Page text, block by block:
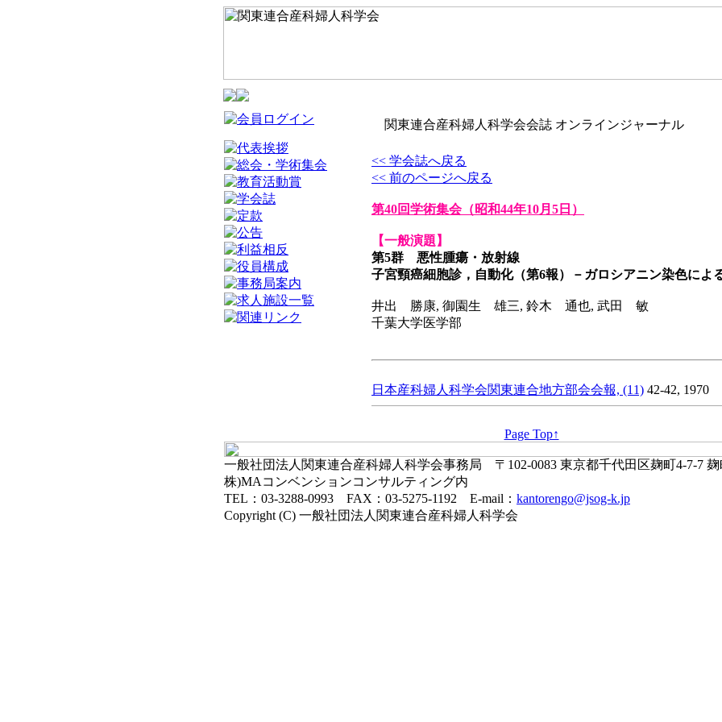
関東連合産科婦人科学会会誌 オンラインジャーナル
<< 学会誌へ戻る
<< 前のページへ戻る
第40回学術集会（昭和44年10月5日）
【一般演題】
第5群 悪性腫瘍・放射線
子宮頸癌細胞診，自動化（第6報）－ガロシアニン染色によ
井出 勝康, 御園生 雄三, 鈴木 通也, 武田 敏
千葉大学医学部
日本産科婦人科学会関東連合地方部会会報, (11) 42-42, 1970
Page Top↑
一般社団法人関東連合産科婦人科学会事務局 〒102-0083 東京都千代田区麹町4-7-7
株)MAコンベンションコンサルティング内
TEL：03-3288-0993 FAX：03-5275-1192 E-mail： kantorengo@jsog-k.jp
Copyright (C) 一般社団法人関東連合産科婦人科学会